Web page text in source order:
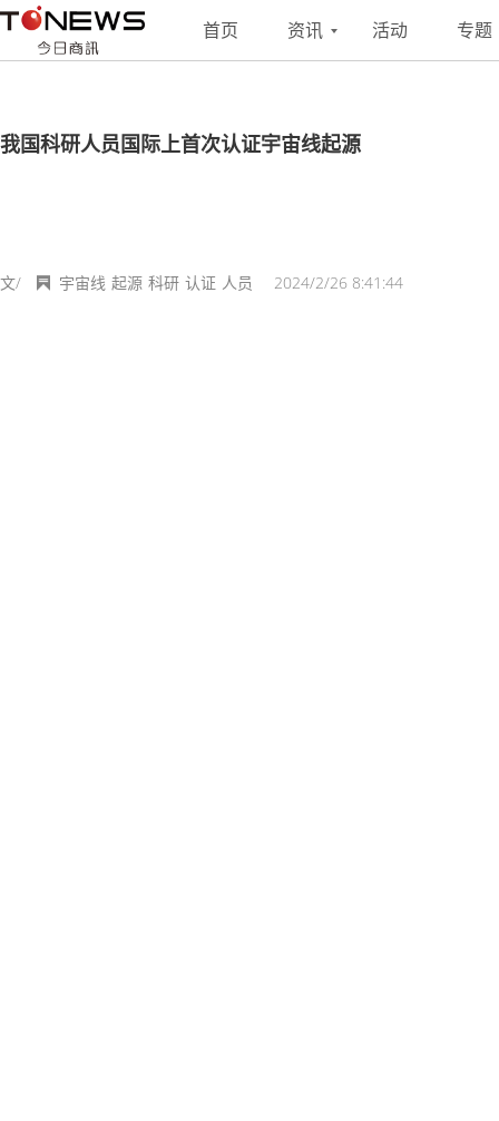
首页 资讯 活动 专题
搜索 联系
我国科研人员国际上首次认证宇宙线起源
文/ 2024/2/26 8:41:44
宇宙线 起源 科研 认证 人员